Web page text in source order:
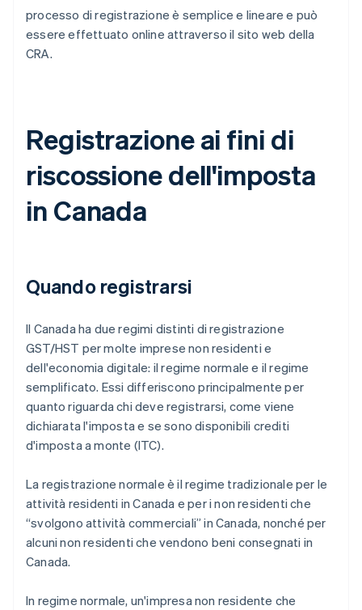
processo di registrazione è semplice e lineare e può
essere effettuato online attraverso il sito web della
CRA.
Registrazione ai fini di
riscossione dell'imposta
in Canada
Quando registrarsi
Il Canada ha due regimi distinti di registrazione
GST/HST per molte imprese non residenti e
dell'economia digitale: il regime normale e il regime
semplificato. Essi differiscono principalmente per
quanto riguarda chi deve registrarsi, come viene
dichiarata l'imposta e se sono disponibili crediti
d'imposta a monte (ITC).
La registrazione normale è il regime tradizionale per le
attività residenti in Canada e per i non residenti che
“svolgono attività commerciali” in Canada, nonché per
alcuni non residenti che vendono beni consegnati in
Canada.
In regime normale, un'impresa non residente che